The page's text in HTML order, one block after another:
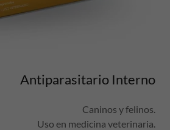
Antiparasitario Interno
Caninos y felinos.
Uso en medicina veterinaria.